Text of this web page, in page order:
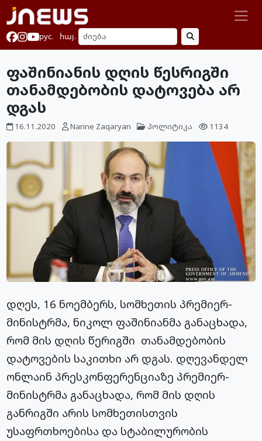
рус. հայ.
ფაშინიანის დღის წესრიგში
თანამდებობის დატოვება არ
დგას
16.11.2020 Narine Zaqaryan პოლიტიკა 1134
დღეს, 16 ნოემბერს, სომხეთის პრემიერ-
მინისტრმა, ნიკოლ ფაშინიანმა განაცხადა,
რომ მის დღის წერიგში თანამდებობის
დატოვების საკითხი არ დგას. დღევანდელ
ონლაინ პრესკონფერენციაზე პრემიერ-
მინისტრმა განაცხადა, რომ მის დღის
განრიგში არის სომხეთისთვის
უსაფრთხოებისა და სტაბილურობის